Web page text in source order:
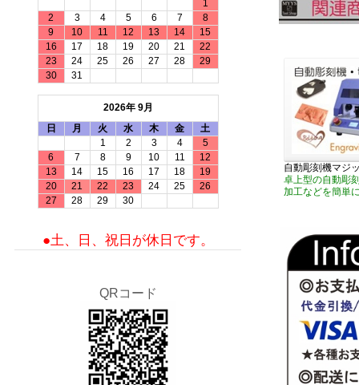
自動彫刻機マジ
卓上型の自動彫
加工などを簡単
1
2
3 4 5 6 7
8
9
10 11 12 13 14
15
16
17 18 19 20 21
22
23
24 25 26 27 28
29
30
31
2026年 9月
日
月 火 水 木 金
土
1
2 3 4
5
6
7 8 9 10 11
12
13
14 15 16 17 18
19
20
21 22 23 24 25
26
27
28 29 30
●土、日、祝日が休日です。
QRコード